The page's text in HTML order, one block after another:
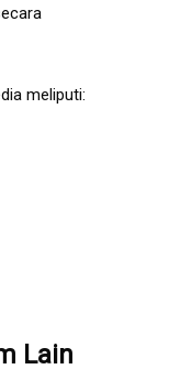
meliputi:
Lain